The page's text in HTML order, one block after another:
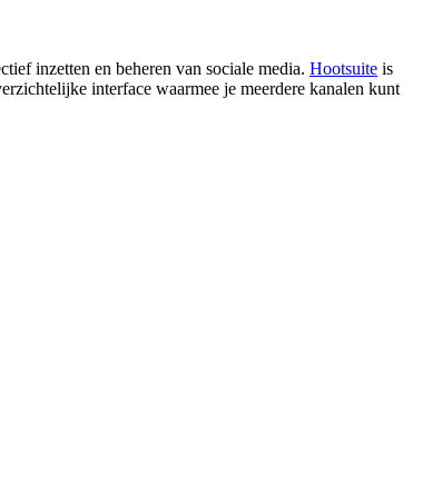
inzetten en beheren van sociale media. Hootsuite is
interface waarmee je meerdere kanalen kunt